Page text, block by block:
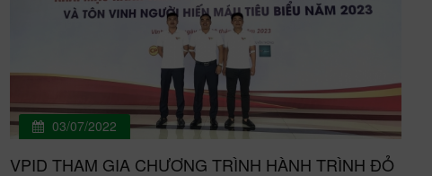
03/07/2022
VPID THAM GIA CHƯƠNG TRÌNH HÀNH TRÌNH ĐỎ